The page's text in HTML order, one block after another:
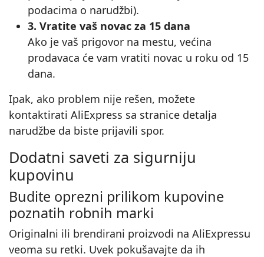
podacima o narudžbi).
3. Vratite vaš novac za 15 dana
Ako je vaš prigovor na mestu, većina
prodavaca će vam vratiti novac u roku od 15
dana.
Ipak, ako problem nije rešen, možete
kontaktirati AliExpress sa stranice detalja
narudžbe da biste prijavili spor.
Dodatni saveti za sigurniju
kupovinu
Budite oprezni prilikom kupovine
poznatih robnih marki
Originalni ili brendirani proizvodi na AliExpressu
veoma su retki. Uvek pokušavajte da ih